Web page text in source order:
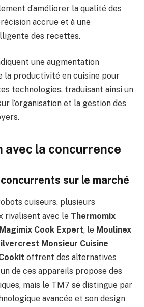
d’améliorer la qualité des
accrue et à une
des recettes.
une augmentation
la productivité en cuisine pour
technologies, traduisant ainsi un
l’organisation et la gestion des
avec la concurrence
sur le marché
cuiseurs, plusieurs
rivalisent avec le Thermomix
Magimix Cook Expert, le Moulinex
Monsieur Cuisine
offrent des alternatives
de ces appareils propose des
mais le TM7 se distingue par
avancée et son design